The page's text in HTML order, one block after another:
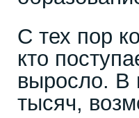
С тех пор
кто
выросло. В
тысяч,